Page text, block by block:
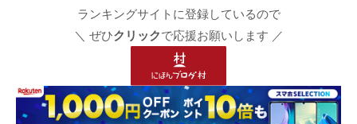
ランキングサイトに登録しているので
＼ ぜひクリックで応援お願いします ／